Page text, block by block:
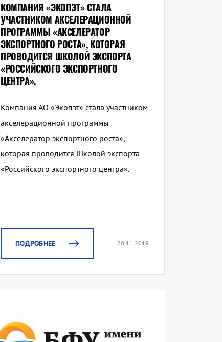
КОМПАНИЯ «ЭКОПЭТ» СТАЛА
УЧАСТНИКОМ АКСЕЛЕРАЦИОННОЙ
ПРОГРАММЫ «АКСЕЛЕРАТОР
ЭКСПОРТНОГО РОСТА», КОТОРАЯ
ПРОВОДИТСЯ ШКОЛОЙ ЭКСПОРТА
«РОССИЙСКОГО ЭКСПОРТНОГО
ЦЕНТРА».
Компания АО «Экопэт» стала участником
акселерационной программы
«Акселератор экспортного роста»,
которая проводится Школой экспорта
«Российского экспортного центра».
ПОДРОБНЕЕ 20.11.2019